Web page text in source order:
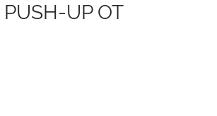
UP ОТ